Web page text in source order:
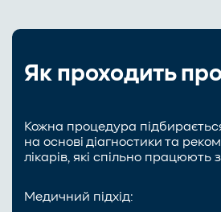
Як проходить
Кожна процедура
на основі діагностики та
лікарів, які спільно працюють
Медичний підхід: